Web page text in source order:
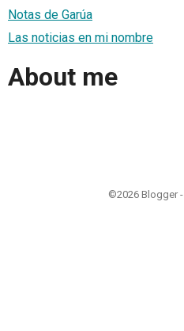
Notas de Garúa
Las noticias en mi nombre
About me
©2026 Blogger -